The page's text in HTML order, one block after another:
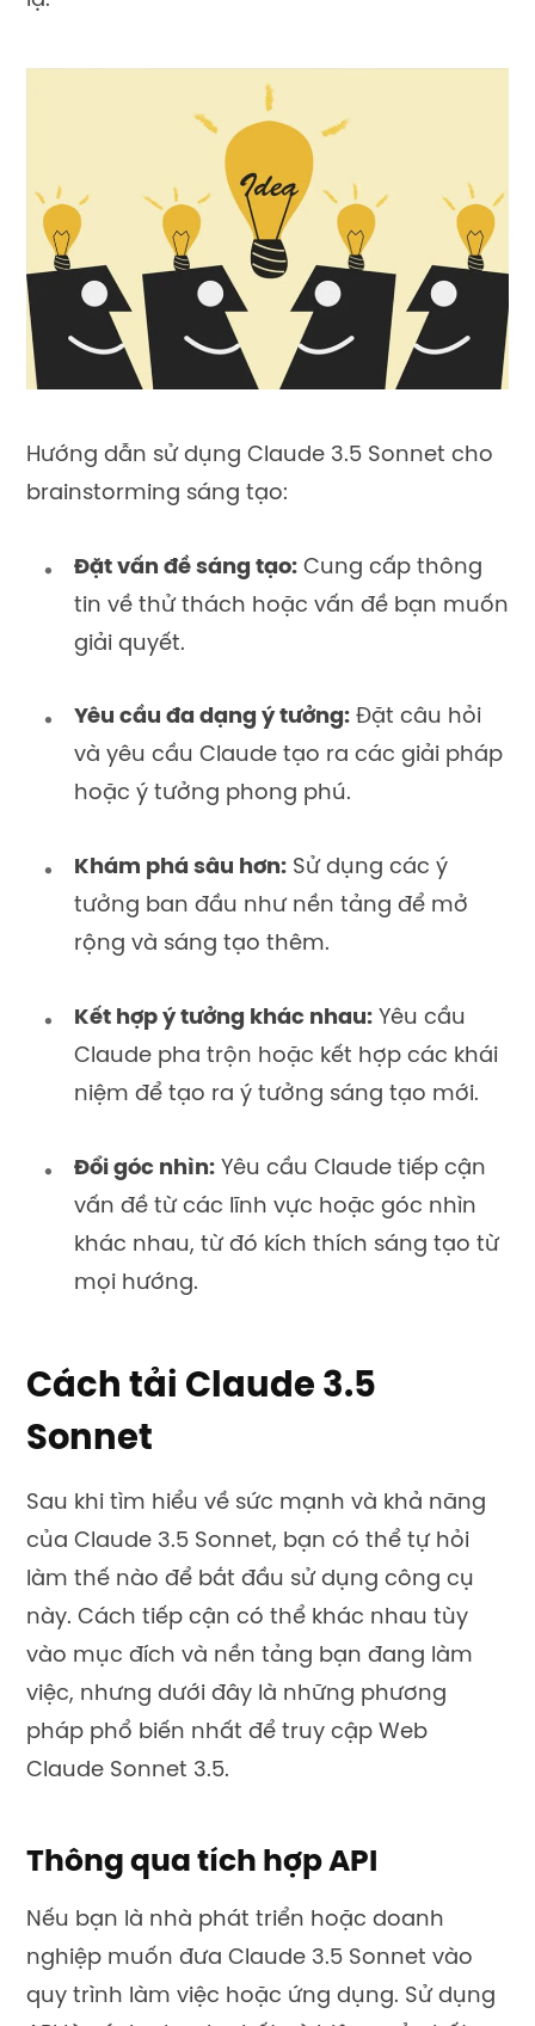
Hướng dẫn sử dụng Claude 3.5 Sonnet cho
brainstorming sáng tạo:
Đặt vấn đề sáng tạo: Cung cấp thông
tin về thử thách hoặc vấn đề bạn muốn
giải quyết.
Yêu cầu đa dạng ý tưởng: Đặt câu hỏi
và yêu cầu Claude tạo ra các giải pháp
hoặc ý tưởng phong phú.
Khám phá sâu hơn: Sử dụng các ý
tưởng ban đầu như nền tảng để mở
rộng và sáng tạo thêm.
Kết hợp ý tưởng khác nhau: Yêu cầu
Claude pha trộn hoặc kết hợp các khái
niệm để tạo ra ý tưởng sáng tạo mới.
Đổi góc nhìn: Yêu cầu Claude tiếp cận
vấn đề từ các lĩnh vực hoặc góc nhìn
khác nhau, từ đó kích thích sáng tạo từ
mọi hướng.
Cách tải Claude 3.5
Sonnet
Sau khi tìm hiểu về sức mạnh và khả năng
của Claude 3.5 Sonnet, bạn có thể tự hỏi
làm thế nào để bắt đầu sử dụng công cụ
này. Cách tiếp cận có thể khác nhau tùy
vào mục đích và nền tảng bạn đang làm
việc, nhưng dưới đây là những phương
pháp phổ biến nhất để truy cập Web
Claude Sonnet 3.5.
Thông qua tích hợp API
Nếu bạn là nhà phát triển hoặc doanh
nghiệp muốn đưa Claude 3.5 Sonnet vào
quy trình làm việc hoặc ứng dụng. Sử dụng